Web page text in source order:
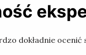
dokładnie